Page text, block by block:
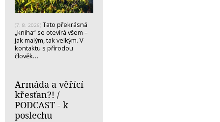
(7. 8. 2026) Tato překrásná
„kniha“ se otevírá všem –
jak malým, tak velkým. V
kontaktu s přírodou
člověk…
Armáda a věřící
křesťan?! /
PODCAST - k
poslechu